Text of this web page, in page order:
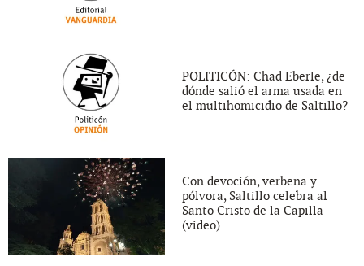
POLITICÓN: Chad Eberle, ¿de
dónde salió el arma usada en
el multihomicidio de Saltillo?
Con devoción, verbena y
pólvora, Saltillo celebra al
Santo Cristo de la Capilla
(video)